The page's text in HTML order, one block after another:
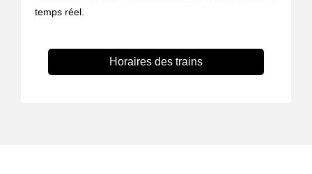
temps réel.
Horaires des trains